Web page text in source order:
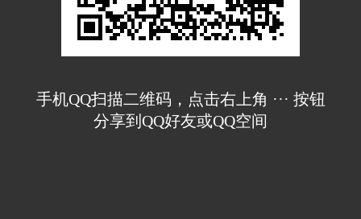
手机QQ扫描二维码，点击右上角 ··· 按钮
分享到QQ好友或QQ空间